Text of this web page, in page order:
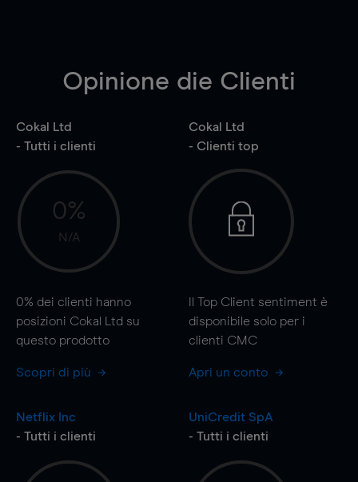
Opinione die Clienti
Cokal Ltd
- Tutti i clienti
0%
N/A
0% dei clienti hanno
posizioni Cokal Ltd su
questo prodotto
Scopri di più
Cokal Ltd
- Clienti top
Il Top Client sentiment è
disponibile solo per i
clienti CMC
Apri un conto
Netflix Inc
- Tutti i clienti
UniCredit SpA
- Tutti i clienti